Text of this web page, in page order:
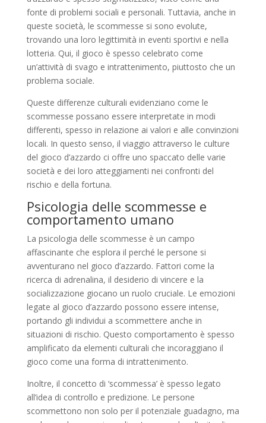
fonte di problemi sociali e personali. Tuttavia, anche in
queste società, le scommesse si sono evolute,
trovando una loro legittimità in eventi sportivi e nella
lotteria. Qui, il gioco è spesso celebrato come
un’attività di svago e intrattenimento, piuttosto che un
problema sociale.
Queste differenze culturali evidenziano come le
scommesse possano essere interpretate in modi
differenti, spesso in relazione ai valori e alle convinzioni
locali. In questo senso, il viaggio attraverso le culture
del gioco d’azzardo ci offre uno spaccato delle varie
società e dei loro atteggiamenti nei confronti del
rischio e della fortuna.
Psicologia delle scommesse e
comportamento umano
La psicologia delle scommesse è un campo
affascinante che esplora il perché le persone si
avventurano nel gioco d’azzardo. Fattori come la
ricerca di adrenalina, il desiderio di vincere e la
socializzazione giocano un ruolo cruciale. Le emozioni
legate al gioco d’azzardo possono essere intense,
portando gli individui a scommettere anche in
situazioni di rischio. Questo comportamento è spesso
amplificato da elementi culturali che incoraggiano il
gioco come una forma di intrattenimento.
Inoltre, il concetto di ‘scommessa’ è spesso legato
all’idea di controllo e predizione. Le persone
scommettono non solo per il potenziale guadagno, ma